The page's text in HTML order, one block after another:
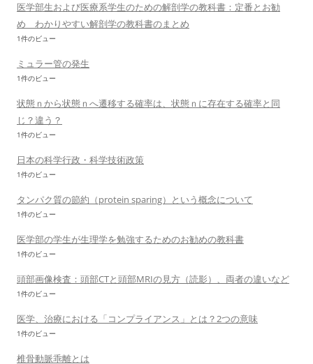
医学部生および医療系学生のための解剖学の教科書：定番とお勧
め わかりやすい解剖学の教科書のまとめ
1件のビュー
ミュラー管の発生
1件のビュー
状態ｎから状態ｎへ遷移する確率は、状態ｎに存在する確率と同
じ？違う？
1件のビュー
日本の科学行政・科学技術政策
1件のビュー
タンパク質の節約（protein sparing）という概念について
1件のビュー
医学部の学生が生理学を勉強するためのお勧めの教科書
1件のビュー
頭部画像検査：頭部CTと頭部MRIの見方（読影）、両者の違いなど
1件のビュー
医学、治療における「コンプライアンス」とは？2つの意味
1件のビュー
椎骨動脈乖離とは